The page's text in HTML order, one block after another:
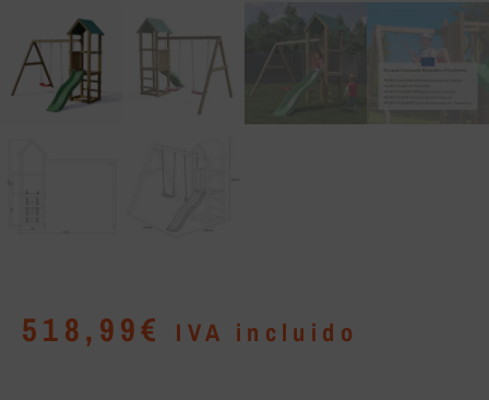
518,99€ IVA incluido